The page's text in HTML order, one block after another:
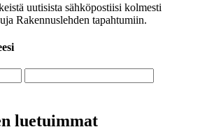
uutisista sähköpostiisi kolmesti
Rakennuslehden tapahtumiin.
luetuimmat